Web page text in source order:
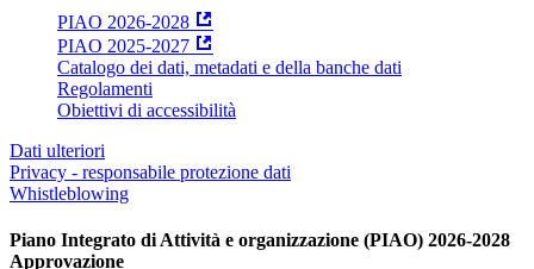
PIAO 2026-2028
PIAO 2025-2027
Catalogo dei dati, metadati e della banche dati
Regolamenti
Obiettivi di accessibilità
Dati ulteriori
Privacy - responsabile protezione dati
Whistleblowing
Piano Integrato di Attività e organizzazione (PIAO) 2026-2028
Approvazione